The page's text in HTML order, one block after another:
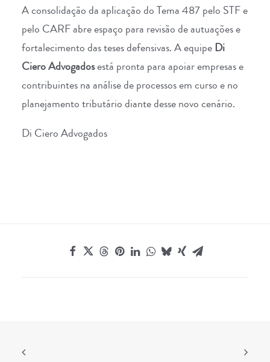
A consolidação da aplicação do Tema 487 pelo STF e
pelo CARF abre espaço para revisão de autuações e
fortalecimento das teses defensivas. A equipeDi
Ciero Advogadosestá pronta para apoiar empresas e
contribuintes na análise de processos em curso e no
planejamento tributário diante desse novo cenário.
Di Ciero Advogados